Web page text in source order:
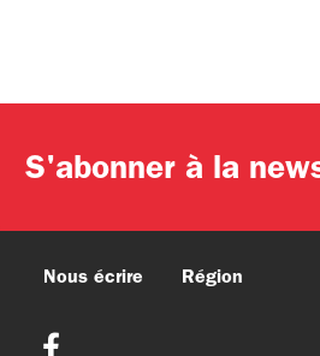
S'abonner à la
Nous écrire Région